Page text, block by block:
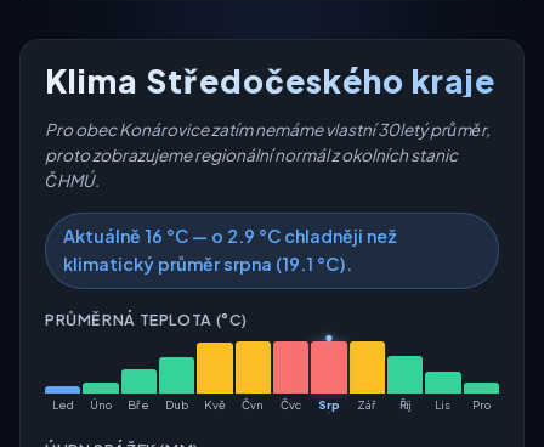
Klima Středočeského kraje
Pro obec Konárovice zatím nemáme vlastní 30letý průměr,
proto zobrazujeme regionální normál z okolních stanic
ČHMÚ.
Aktuálně 16 °C — o 2.9 °C chladněji než
klimatický průměr srpna (19.1 °C).
PRŮMĚRNÁ TEPLOTA (°C)
Led Úno Bře Dub Kvě Čvn Čvc Srp Zář Říj Lis Pro